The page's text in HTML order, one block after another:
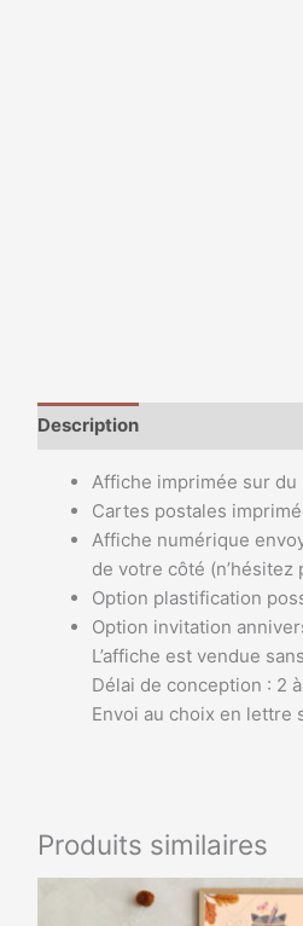
Description
Affiche imprimée sur du
Cartes postales
Affiche numérique
de votre côté
Option plastification
Option invitation
L’affiche est vendue
Délai de conception : 2
Envoi au choix en lettre
Produits similaires
Plage
de
Ce
produit